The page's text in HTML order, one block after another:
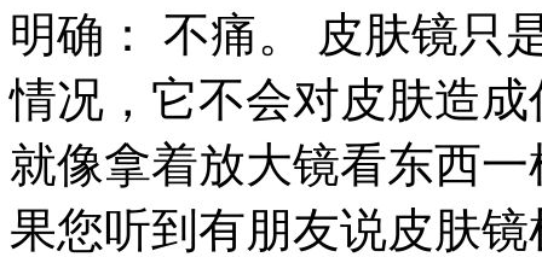
明确： 不痛。 皮肤镜只
情况，它不会对皮肤造
就像拿着放大镜看东西
果您听到有朋友说皮肤